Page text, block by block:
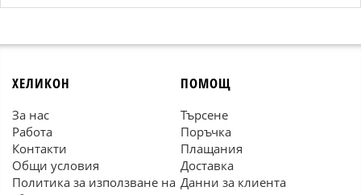
ХЕЛИКОН
За нас
Работа
Контакти
Общи условия
Политика за използване на
ПОМОЩ
Търсене
Поръчка
Плащания
Доставка
Данни за клиента